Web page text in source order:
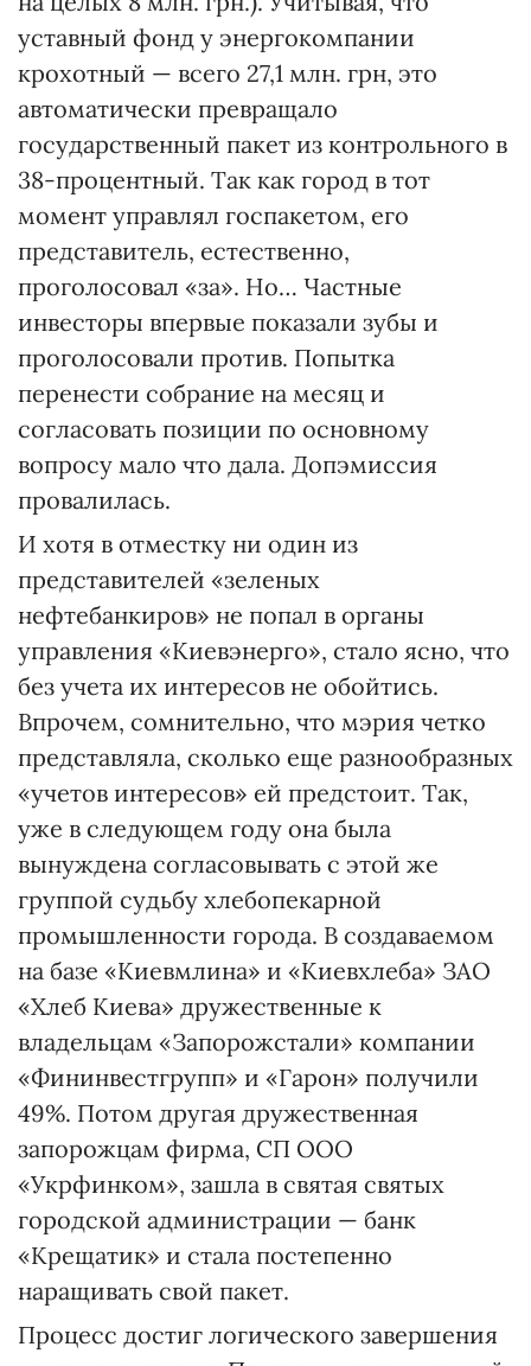
уставный фонд у энергокомпании
крохотный — всего 27,1 млн. грн, это
автоматически превращало
государственный пакет из контрольного в
38-процентный. Так как город в тот
момент управлял госпакетом, его
представитель, естественно,
проголосовал «за». Но… Частные
инвесторы впервые показали зубы и
проголосовали против. Попытка
перенести собрание на месяц и
согласовать позиции по основному
вопросу мало что дала. Допэмиссия
провалилась.
И хотя в отместку ни один из
представителей «зеленых
нефтебанкиров» не попал в органы
управления «Киевэнерго», стало ясно, что
без учета их интересов не обойтись.
Впрочем, сомнительно, что мэрия четко
представляла, сколько еще разнообразных
«учетов интересов» ей предстоит. Так,
уже в следующем году она была
вынуждена согласовывать с этой же
группой судьбу хлебопекарной
промышленности города. В создаваемом
на базе «Киевмлина» и «Киевхлеба» ЗАО
«Хлеб Киева» дружественные к
владельцам «Запорожстали» компании
«Фининвестгрупп» и «Гарон» получили
49%. Потом другая дружественная
запорожцам фирма, СП ООО
«Укрфинком», зашла в святая святых
городской администрации — банк
«Крещатик» и стала постепенно
наращивать свой пакет.
Процесс достиг логического завершения